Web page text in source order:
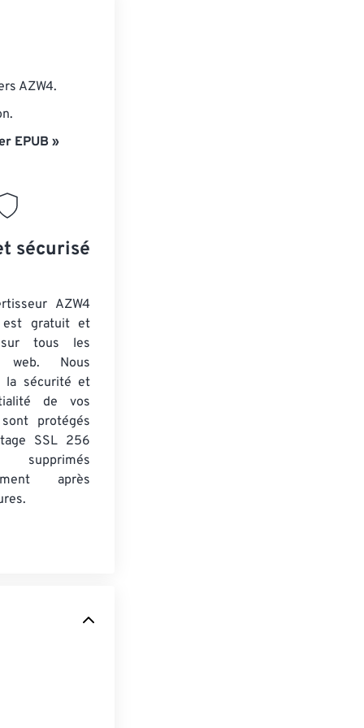
AZW4.
EPUB »
sécurisé
AZW4
est gratuit et
sur tous les
web. Nous
la sécurité et
de vos
protégés
SSL 256
après